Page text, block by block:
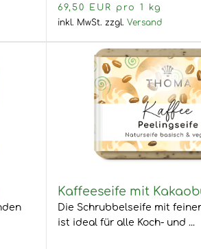
69,50 EUR pro 1 kg
inkl. MwSt. zzgl. Versand
Kaffeeseife mit
Die Schrubbelseife mit
ist ideal für alle Koch- und ...